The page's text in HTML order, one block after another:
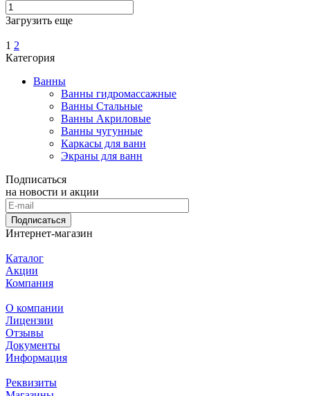
Загрузить еще
1 2
Категория
Ванны
Ванны гидромассажные
Ванны Стальные
Ванны Акриловые
Ванны чугунные
Каркасы для ванн
Экраны для ванн
Подписаться
на новости и акции
Подписаться
Интернет-магазин
Каталог
Акции
Компания
О компании
Лицензии
Отзывы
Документы
Информация
Реквизиты